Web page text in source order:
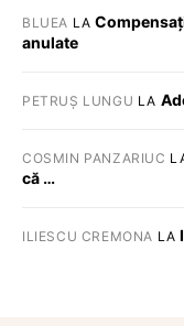
BLUEA LA
anulate
PETRUȘ LUNGU LA
COSMIN PANZARIUC
că …
ILIESCU CREMONA LA